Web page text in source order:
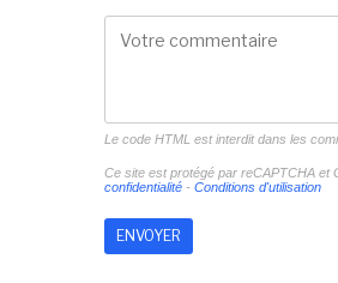
Le code HTML est interdit dans les
Ce site est protégé par reCAPTCHA et
confidentialité- Conditions d'utilisation